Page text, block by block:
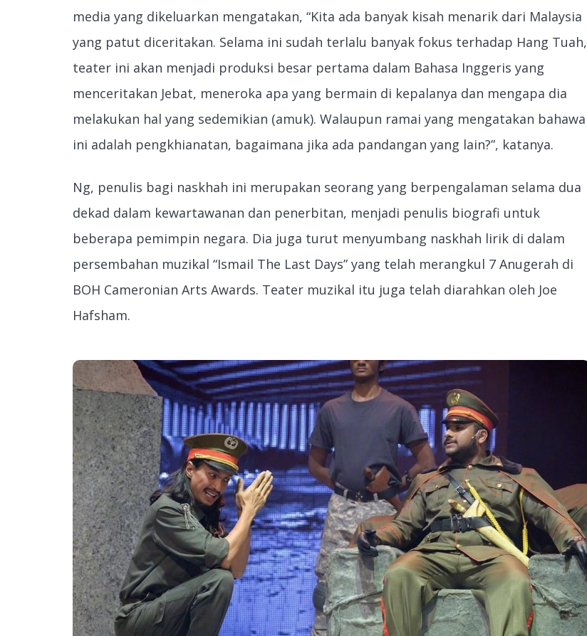
media yang dikeluarkan mengatakan, “Kita ada banyak kisah menarik dari Malaysia
yang patut diceritakan. Selama ini sudah terlalu banyak fokus terhadap Hang Tuah,
teater ini akan menjadi produksi besar pertama dalam Bahasa Inggeris yang
menceritakan Jebat, meneroka apa yang bermain di kepalanya dan mengapa dia
melakukan hal yang sedemikian (amuk). Walaupun ramai yang mengatakan bahawa
ini adalah pengkhianatan, bagaimana jika ada pandangan yang lain?”, katanya.
Ng, penulis bagi naskhah ini merupakan seorang yang berpengalaman selama dua
dekad dalam kewartawanan dan penerbitan, menjadi penulis biografi untuk
beberapa pemimpin negara. Dia juga turut menyumbang naskhah lirik di dalam
persembahan muzikal “Ismail The Last Days” yang telah merangkul 7 Anugerah di
BOH Cameronian Arts Awards. Teater muzikal itu juga telah diarahkan oleh Joe
Hafsham.